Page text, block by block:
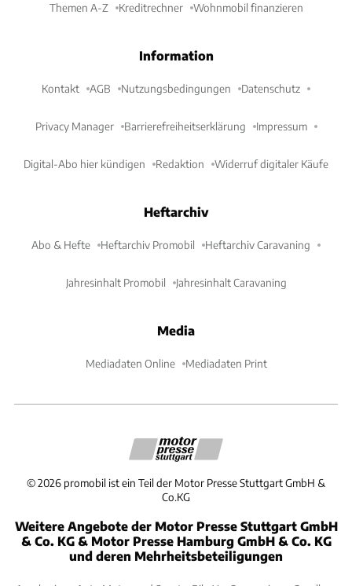
Themen A-Z Kreditrechner Wohnmobil finanzieren
Information
Kontakt AGB Nutzungsbedingungen Datenschutz
Privacy Manager Barrierefreiheitserklärung Impressum
Digital-Abo hier kündigen Redaktion Widerruf digitaler Käufe
Heftarchiv
Abo & Hefte Heftarchiv Promobil Heftarchiv Caravaning
Jahresinhalt Promobil Jahresinhalt Caravaning
Media
Mediadaten Online Mediadaten Print
©2026 promobil ist ein Teil der Motor Presse Stuttgart GmbH &
Co.KG
Weitere Angebote der Motor Presse Stuttgart GmbH
& Co. KG & Motor Presse Hamburg GmbH & Co. KG
und deren Mehrheitsbeteiligungen